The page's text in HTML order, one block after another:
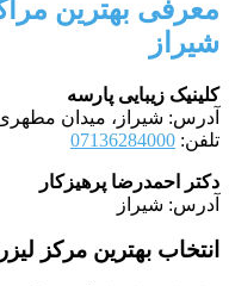
معرفی بهترین
شیراز
کلینیک زیبایی پارسه
آدرس: شیراز، میدان
تلفن: 07136284000
دکتر احمدرضا پرهیزکار
آدرس: شیراز
انتخاب بهترین مرکز لیزر Frax Pro در شیراز